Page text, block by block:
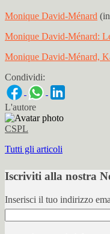
Monique David-Ménard
Monique David-Ménard:
Monique David-Ménard,
Condividi:
L'autore
CSPL
Tutti gli articoli
Iscriviti alla nostra
Inserisci il tuo indirizzo